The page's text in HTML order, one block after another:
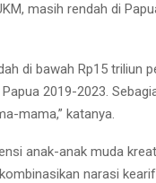
masih rendah di
di bawah Rp15 triliun
2019-2023.
mama,” katanya.
anak-anak muda
narasi